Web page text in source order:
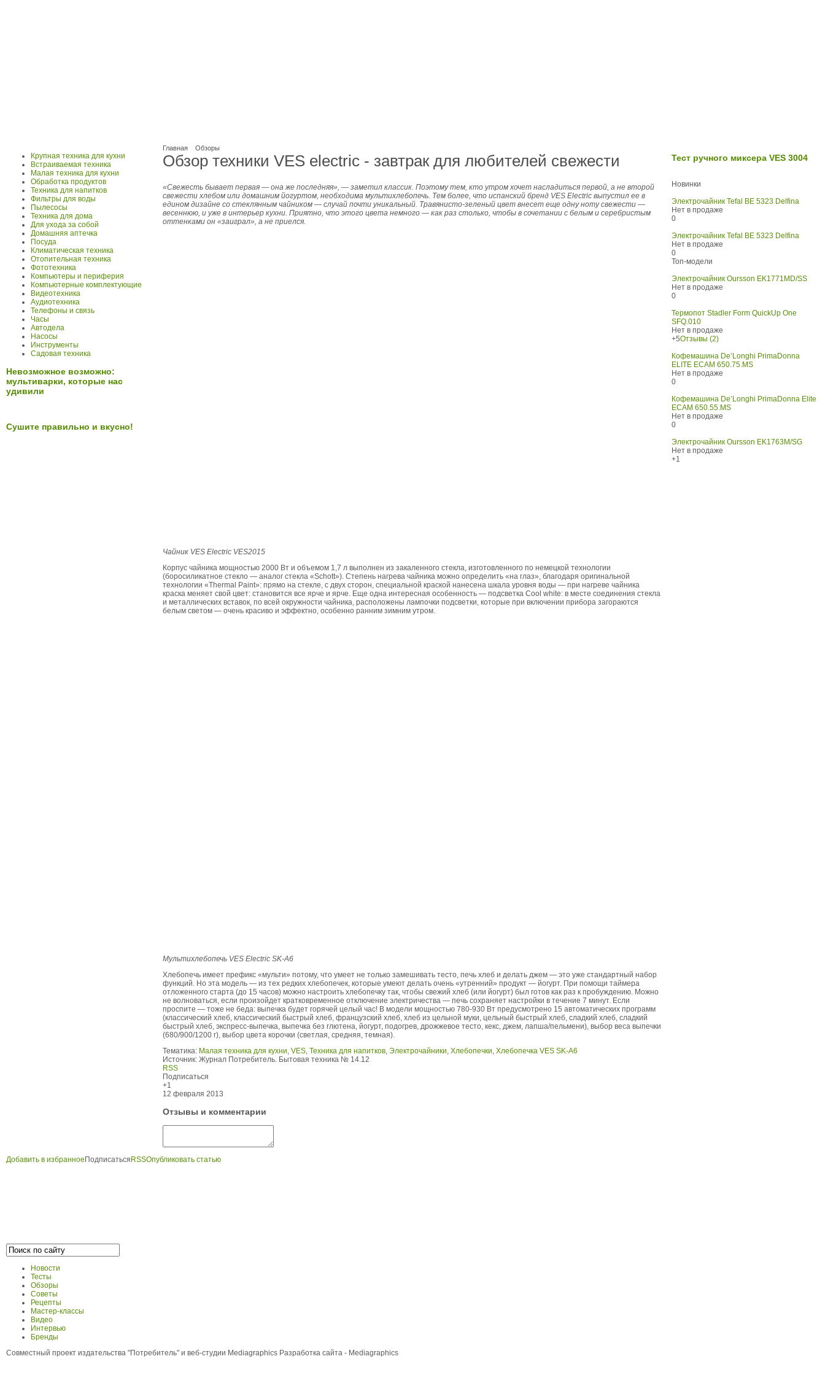
Главная Обзоры
Обзор техники VES electric - завтрак для любителей свежести
«Свежесть бывает первая — она же последняя», — заметил классик. Поэтому тем, кто утром хочет насладиться первой, а не второй
свежести хлебом или домашним йогуртом, необходима мультихлебопечь. Тем более, что испанский бренд VES Electric выпустил ее в
едином дизайне со стеклянным чайником — случай почти уникальный. Травянисто-зеленый цвет внесет еще одну ноту свежести —
весеннюю, и уже в интерьер кухни. Приятно, что этого цвета немного — как раз столько, чтобы в сочетании с белым и серебристым
оттенками он «заиграл», а не приелся.
Чайник VES Electric VES2015
Корпус чайника мощностью 2000 Вт и объемом 1,7 л выполнен из закаленного стекла, изготовленного по немецкой технологии
(боросиликатное стекло — аналог стекла «Schott»). Степень нагрева чайника можно определить «на глаз», благодаря оригинальной
технологии «Thermal Paint»: прямо на стекле, с двух сторон, специальной краской нанесена шкала уровня воды — при нагреве чайника
краска меняет свой цвет: становится все ярче и ярче. Еще одна интересная особенность — подсветка Cool white: в месте соединения стекла
и металлических вставок, по всей окружности чайника, расположены лампочки подсветки, которые при включении прибора загораются
белым светом — очень красиво и эффектно, особенно ранним зимним утром.
Мультихлебопечь VES Electric SK-A6
Хлебопечь имеет префикс «мульти» потому, что умеет не только замешивать тесто, печь хлеб и делать джем — это уже стандартный набор
функций. Но эта модель — из тех редких хлебопечек, которые умеют делать очень «утренний» продукт — йогурт. При помощи таймера
отложенного старта (до 15 часов) можно настроить хлебопечку так, чтобы свежий хлеб (или йогурт) был готов как раз к пробуждению. Можно
не волноваться, если произойдет кратковременное отключение электричества — печь сохраняет настройки в течение 7 минут. Если
проспите — тоже не беда: выпечка будет горячей целый час! В модели мощностью 780-930 Вт предусмотрено 15 автоматических программ
(классический хлеб, классический быстрый хлеб, французский хлеб, хлеб из цельной муки, цельный быстрый хлеб, сладкий хлеб, сладкий
быстрый хлеб, экспресс-выпечка, выпечка без глютена, йогурт, подогрев, дрожжевое тесто, кекс, джем, лапша/пельмени), выбор веса выпечки
(680/900/1200 г), выбор цвета корочки (светлая, средняя, темная).
Тематика: Малая техника для кухни, VES, Техника для напитков, Электрочайники, Хлебопечки, Хлебопечка VES SK-A6
Источник: Журнал Потребитель. Бытовая техника № 14.12
RSS
Подписаться
+1
12 февраля 2013
Отзывы и комментарии
Крупная техника для кухни
Встраиваемая техника
Малая техника для кухни
Обработка продуктов
Техника для напитков
Фильтры для воды
Пылесосы
Техника для дома
Для ухода за собой
Домашняя аптечка
Посуда
Климатическая техника
Отопительная техника
Фототехника
Компьютеры и периферия
Компьютерные комплектующие
Видеотехника
Аудиотехника
Телефоны и связь
Часы
Автодела
Насосы
Инструменты
Садовая техника
Невозможное возможно:
мультиварки, которые нас
удивили
Сушите правильно и вкусно!
Тест ручного миксера VES 3004
Новинки
Электрочайник Tefal BE 5323 Delfina
Нет в продаже
0
Электрочайник Tefal BE 5323 Delfina
Нет в продаже
0
Топ-модели
Электрочайник Oursson EK1771MD/SS
Нет в продаже
0
Термопот Stadler Form QuickUp One
SFQ.010
Нет в продаже
+5Отзывы (2)
Кофемашина De’Longhi PrimaDonna
ELITE ECAM 650.75.MS
Нет в продаже
0
Кофемашина De’Longhi PrimaDonna Elite
ECAM 650.55.MS
Нет в продаже
0
Электрочайник Oursson EK1763M/SG
Нет в продаже
+1
Добавить в избранное Подписаться RSSОпубликовать статью
Новости
Тесты
Обзоры
Советы
Рецепты
Мастер-классы
Видео
Интервью
Бренды
Совместный проект издательства "Потребитель" и веб-студии Mediagraphics Разработка сайта - Mediagraphics